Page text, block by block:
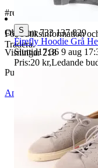
#retro #vintage
För butiksinformation
Tradera.
Objektnr 733 137 829
Visningar 218
Publicerad
Anmäl
S
Firefly Hoodie Grå
Sluttid17:36 9 aug
Pris:20 kr,Ledande